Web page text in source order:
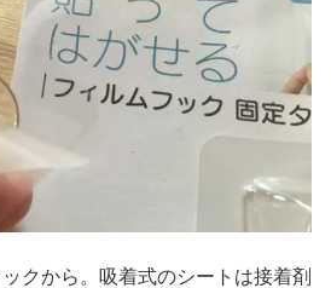
クから。吸着式のシートは接着剤